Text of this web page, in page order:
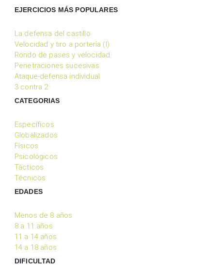
EJERCICIOS MÁS POPULARES
La defensa del castillo
Velocidad y tiro a portería (I)
Rondo de pases y velocidad
Penetraciones sucesivas
Ataque-defensa individual
3 contra 2
CATEGORIAS
Específicos
Globalizados
Físicos
Psicológicos
Tácticos
Técnicos
EDADES
Menos de 8 años
8 a 11 años
11 a 14 años
14 a 18 años
DIFICULTAD